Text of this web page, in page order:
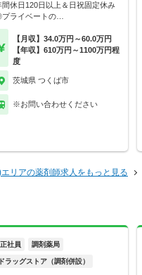
間休日120日以上＆日祝固定休み
ライベートの…
【月収】34.0万円～60.0万円
【年収】610万円～1100万円程
度
茨城県 つくば市
※お問い合わせください
リアの薬剤師求人をもっと見る
正社員 調剤薬局
ドラッグストア（調剤併設）